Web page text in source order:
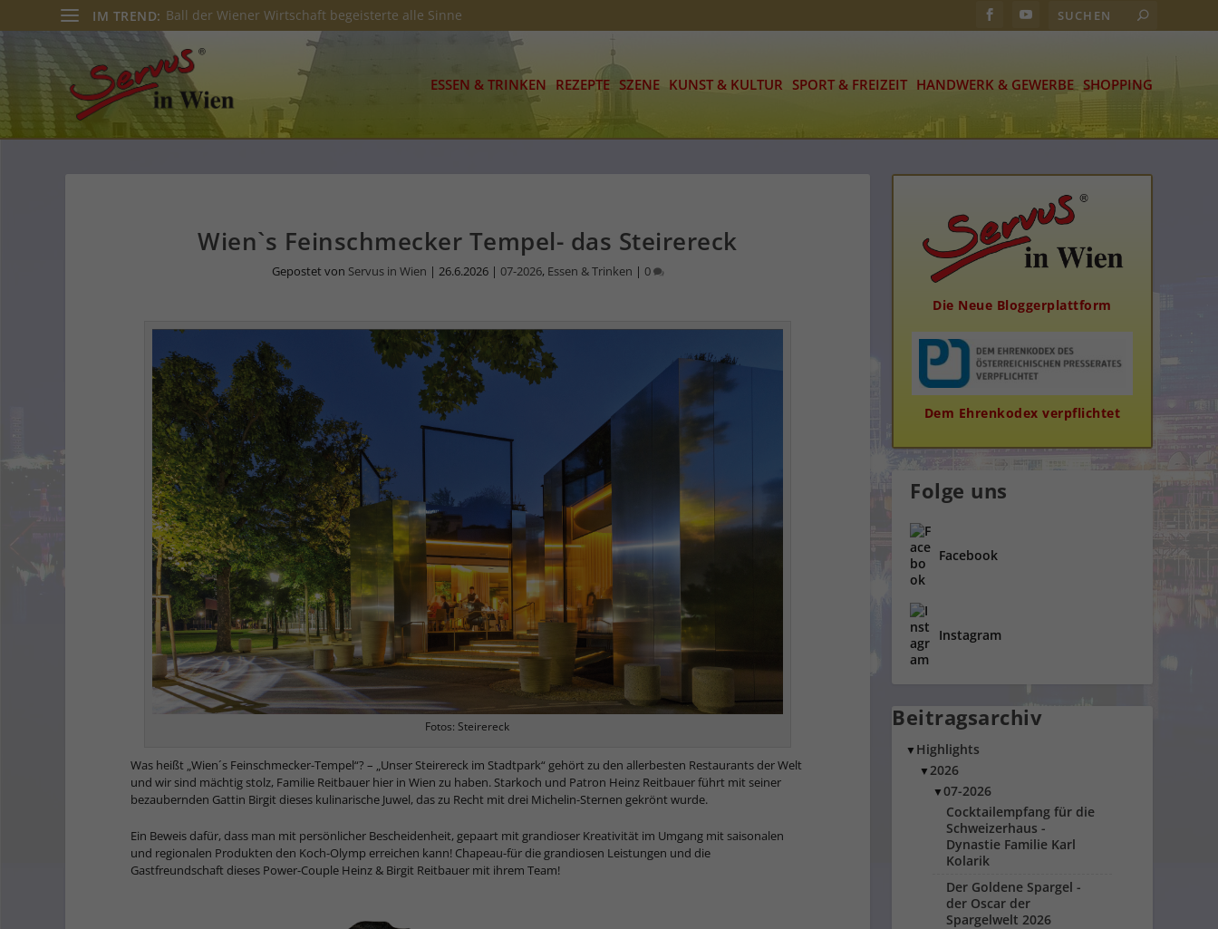
IM TREND: Ball der Wiener Wirtschaft begeisterte alle Sinne
ESSEN & TRINKEN REZEPTE SZENE KUNST & KULTUR SPORT & FREIZEIT HANDWERK & GEWERBE SHOPPING
Wien`s Feinschmecker Tempel- das Steirereck
Gepostet von Servus in Wien | 26.6.2026| 07-2026, Essen & Trinken | 0
Fotos: Steirereck
Was heißt „Wien´s Feinschmecker-Tempel“? – „Unser Steirereck im Stadtpark“ gehört zu den allerbesten Restaurants der Welt
und wir sind mächtig stolz, Familie Reitbauer hier in Wien zu haben. Starkoch und Patron Heinz Reitbauer führt mit seiner
bezaubernden Gattin Birgit dieses kulinarische Juwel, das zu Recht mit drei Michelin-Sternen gekrönt wurde.
Ein Beweis dafür, dass man mit persönlicher Bescheidenheit, gepaart mit grandioser Kreativität im Umgang mit saisonalen
und regionalen Produkten den Koch-Olymp erreichen kann! Chapeau-für die grandiosen Leistungen und die
Gastfreundschaft dieses Power-Couple Heinz & Birgit Reitbauer mit ihrem Team!
Die Neue Bloggerplattform
Dem Ehrenkodex verpflichtet
Folge uns
Facebook
Instagram
Beitragsarchiv
▼ Highlights
▼ 2026
▼07-2026
Cocktailempfang für die
Schweizerhaus -
Dynastie Familie Karl
Kolarik
Der Goldene Spargel -
der Oscar der
Spargelwelt 2026